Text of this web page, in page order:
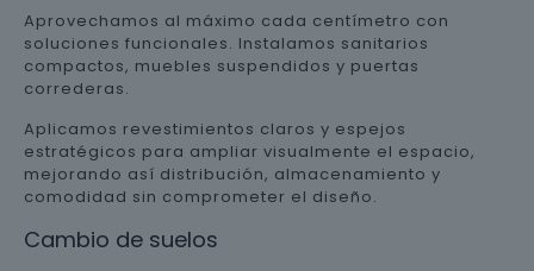
Aprovechamos al máximo cada centímetro con
soluciones funcionales. Instalamos sanitarios
compactos, muebles suspendidos y puertas
correderas.
Aplicamos revestimientos claros y espejos
estratégicos para ampliar visualmente el espacio,
mejorando así distribución, almacenamiento y
comodidad sin comprometer el diseño.
Cambio de suelos